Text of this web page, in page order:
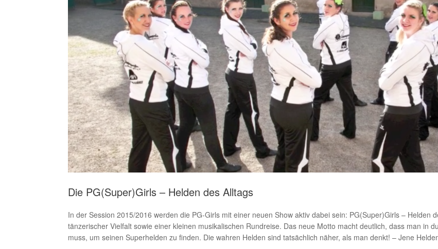
Die PG(Super)Girls – Helden des Alltags
In der Session 2015/2016 werden die PG-Girls mit einer neuen Show aktiv dabei sein: PG(Super)Girls – Helden
tänzerischer Vielfalt sowie einer kleinen musikalischen Rundreise. Das neue Motto macht deutlich, dass man in
muss, um seinen Superhelden zu finden. Die wahren Helden sind tatsächlich näher, als man denkt! – Jene